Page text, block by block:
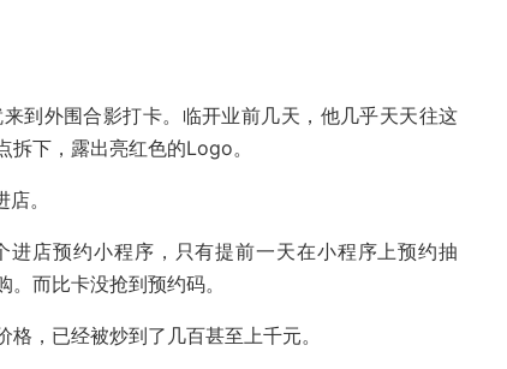
到外围合影打卡。临开业前几天，他几乎天天往这
下，露出亮红色的Logo。
。
店预约小程序，只有提前一天在小程序上预约抽
而比卡没抢到预约码。
，已经被炒到了几百甚至上千元。